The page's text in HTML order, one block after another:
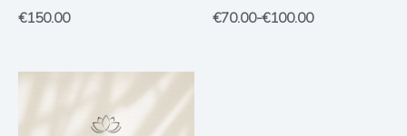
€150.00 €70.00-€100.00